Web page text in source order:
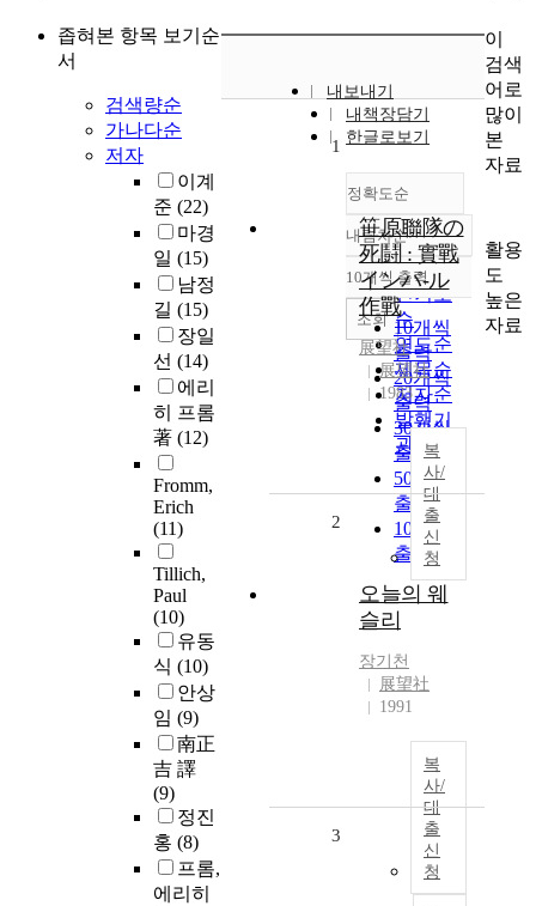
좁혀본 항목 보기순
서
검색량순
가나다순
저자
이계
준 (22)
마경
일 (15)
남정
길 (15)
장일
선 (14)
에리
히 프롬
著 (12)
Fromm,
Erich
(11)
Tillich,
Paul
(10)
유동
식 (10)
안상
임 (9)
南正
吉 譯
(9)
정진
홍 (8)
프롬,
에리히
내보내기
내책장담기
한글로보기
정확도순
정확도
순
인기도
순
연도순
제목순
저자순
발행기
관순
내림차순
내림차순
10개씩 출력
10개씩
출력
20개씩
출력
30개씩
출력
50개씩
출력
100개씩
출력
조회
1
笹原聯隊の
死鬪 : 實戰
インパ-ル
作戰
展望社
展望社
1983
복
사/
대
출
신
청
2
오늘의 웨
슬리
장기천
展望社
1991
복
사/
대
출
신
청
3
이
검색
어로
많이
본
자료
활용
도
높은
자료